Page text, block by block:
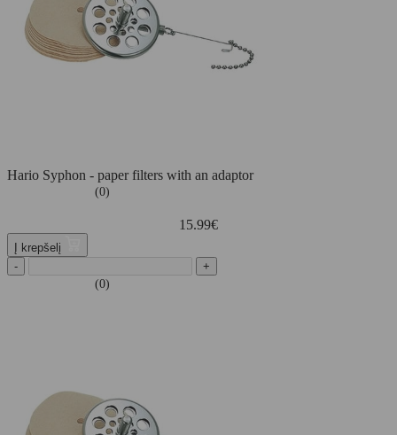
Hario Syphon - paper filters with an adaptor
(0)
15.99€
Į krepšelį
-
+
(0)